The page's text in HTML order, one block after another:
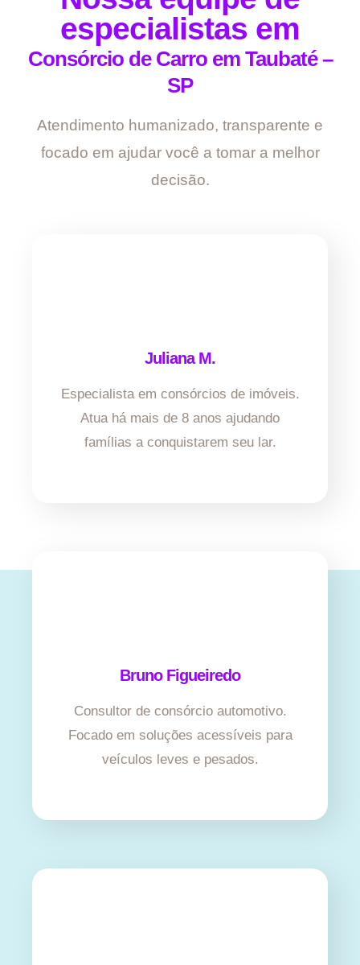
especialistas em
Consórcio de Carro em Taubaté –
SP
Atendimento humanizado, transparente e
focado em ajudar você a tomar a melhor
decisão.
Juliana M.
Especialista em consórcios de imóveis.
Atua há mais de 8 anos ajudando
famílias a conquistarem seu lar.
Bruno Figueiredo
Consultor de consórcio automotivo.
Focado em soluções acessíveis para
veículos leves e pesados.